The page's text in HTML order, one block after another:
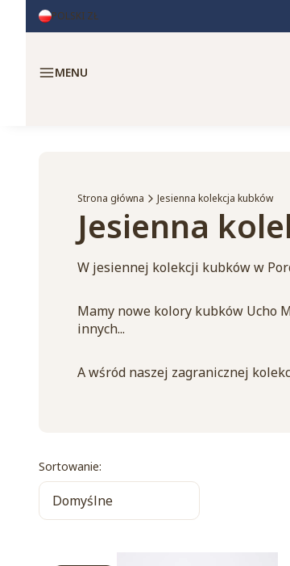
POLSKI ZŁ
Menu
Strona główna Jesienna kolekcja kubków
Jesienna
W jesiennej kolekcji kubków w
Mamy nowe kolory kubków Ucho
innych...
A wśród naszej zagranicznej
Lista produktów
Sortowanie:
Domyślne